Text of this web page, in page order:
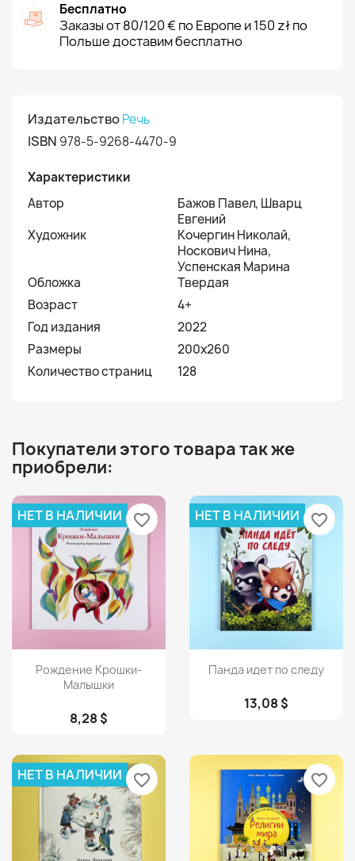
Бесплатно
Заказы от 80/120 € по Европе и 150 zł по
Польше доставим бесплатно
ИздательствоРечь
ISBN 978-5-9268-4470-9
Характеристики
Автор
Бажов Павел, Шварц
Евгений
Художник
Кочергин Николай,
Носкович Нина,
Успенская Марина
Обложка
Твердая
Возраст
4+
Год издания
2022
Размеры
200х260
Количество страниц
128
Покупатели этого товара так же
приобрели:
Просмотр
Рождение Крошки-
Малышки
8,28 $
НЕТ В НАЛИЧИИ favorite_border
Просмотр
Панда идет по следу
13,08 $
НЕТ В НАЛИЧИИ favorite_border
НЕТ В НАЛИЧИИ favorite_border favorite_border